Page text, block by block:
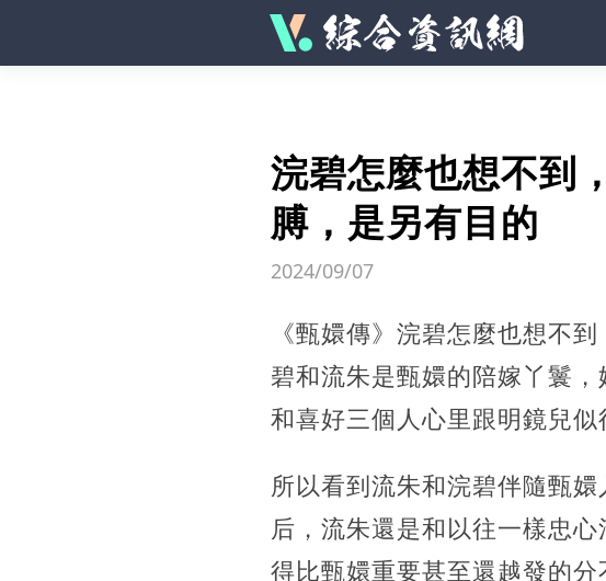
浣碧怎麼也想不到
膊，是另有目的
2024/09/07
《甄嬛傳》浣碧怎麼也想不
碧和流朱是甄嬛的陪嫁丫鬟
和喜好三個人心里跟明鏡兒似
所以看到流朱和浣碧伴隨甄
后，流朱還是和以往一樣忠
得比甄嬛重要甚至還越發的分